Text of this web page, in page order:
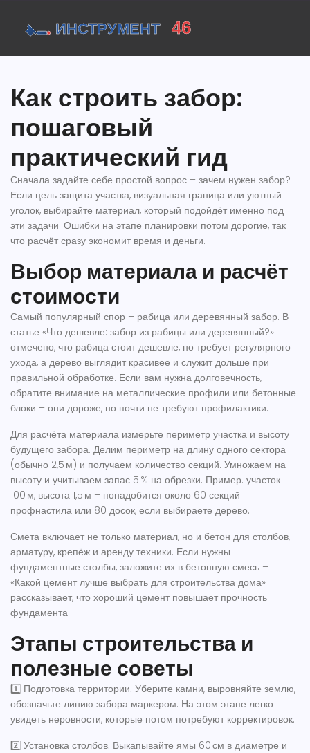
Как строить забор:
пошаговый
практический гид
Сначала задайте себе простой вопрос – зачем нужен забор?
Если цель защита участка, визуальная граница или уютный
уголок, выбирайте материал, который подойдёт именно под
эти задачи. Ошибки на этапе планировки потом дорогие, так
что расчёт сразу экономит время и деньги.
Выбор материала и расчёт
стоимости
Самый популярный спор – рабица или деревянный забор. В
статье «Что дешевле: забор из рабицы или деревянный?»
отмечено, что рабица стоит дешевле, но требует регулярного
ухода, а дерево выглядит красивее и служит дольше при
правильной обработке. Если вам нужна долговечность,
обратите внимание на металлические профили или бетонные
блоки – они дороже, но почти не требуют профилактики.
Для расчёта материала измерьте периметр участка и высоту
будущего забора. Делим периметр на длину одного сектора
(обычно 2,5 м) и получаем количество секций. Умножаем на
высоту и учитываем запас 5 % на обрезки. Пример: участок
100 м, высота 1,5 м – понадобится около 60 секций
профнастила или 80 досок, если выбираете дерево.
Смета включает не только материал, но и бетон для столбов,
арматуру, крепёж и аренду техники. Если нужны
фундаментные столбы, заложите их в бетонную смесь –
«Какой цемент лучше выбрать для строительства дома»
рассказывает, что хороший цемент повышает прочность
фундамента.
Этапы строительства и
полезные советы
1️⃣ Подготовка территории. Уберите камни, выровняйте землю,
обозначьте линию забора маркером. На этом этапе легко
увидеть неровности, которые потом потребуют корректировок.
2️⃣ Установка столбов. Выкапывайте ямы 60 см в диаметре и